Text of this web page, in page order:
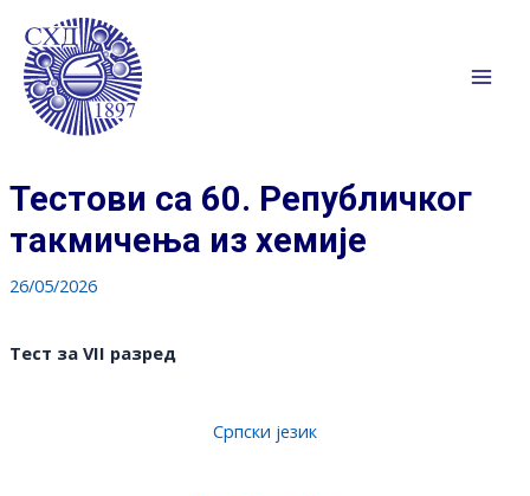
садржај
Тестови са 60. Републичког
такмичења из хемије
26/05/2026
Тест за VII разред
Српски језик